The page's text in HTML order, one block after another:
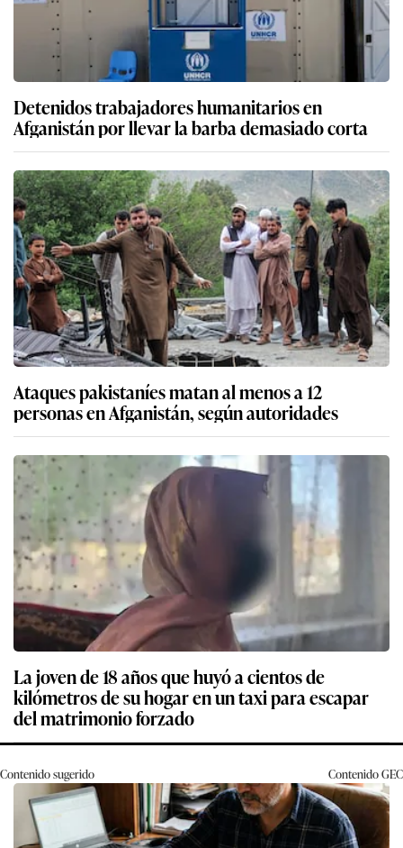
Detenidos trabajadores humanitarios en
Afganistán por llevar la barba demasiado corta
Ataques pakistaníes matan al menos a 12
personas en Afganistán, según autoridades
La joven de 18 años que huyó a cientos de
kilómetros de su hogar en un taxi para escapar
del matrimonio forzado
Contenido sugerido ContenidoGEC